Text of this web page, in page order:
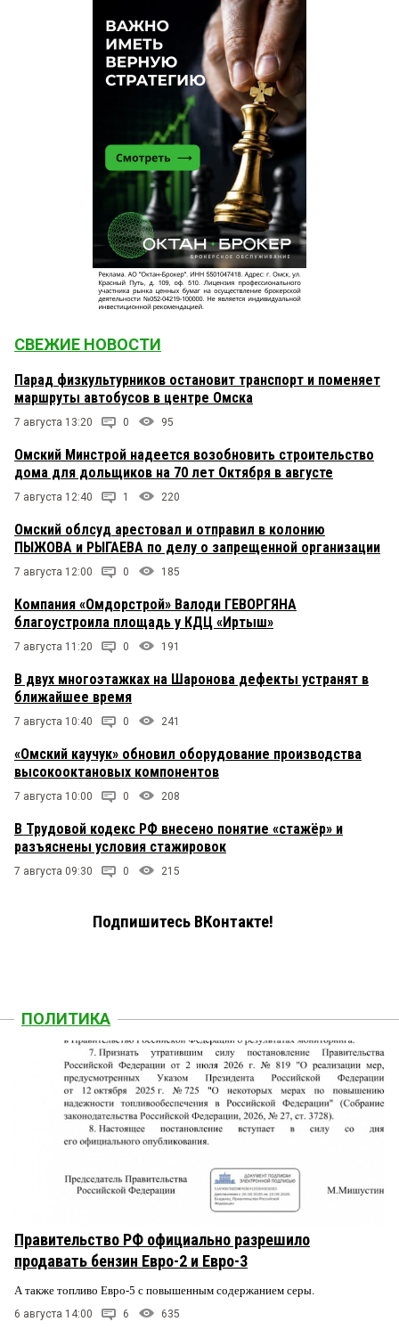
СВЕЖИЕ НОВОСТИ
Парад физкультурников остановит транспорт и поменяет
маршруты автобусов в центре Омска
7 августа 13:20 0 95
Омский Минстрой надеется возобновить строительство
дома для дольщиков на 70 лет Октября в августе
7 августа 12:40 1 220
Омский облсуд арестовал и отправил в колонию
ПЫЖОВА и РЫГАЕВА по делу о запрещенной организации
7 августа 12:00 0 185
Компания «Омдорстрой» Валоди ГЕВОРГЯНА
благоустроила площадь у КДЦ «Иртыш»
7 августа 11:20 0 191
В двух многоэтажках на Шаронова дефекты устранят в
ближайшее время
7 августа 10:40 0 241
«Омский каучук» обновил оборудование производства
высокооктановых компонентов
7 августа 10:00 0 208
В Трудовой кодекс РФ внесено понятие «стажёр» и
разъяснены условия стажировок
7 августа 09:30 0 215
Подпишитесь ВКонтакте!
ПОЛИТИКА
Правительство РФ официально разрешило
продавать бензин Евро-2 и Евро-3
А также топливо Евро-5 с повышенным содержанием серы.
6 августа 14:00 6 635